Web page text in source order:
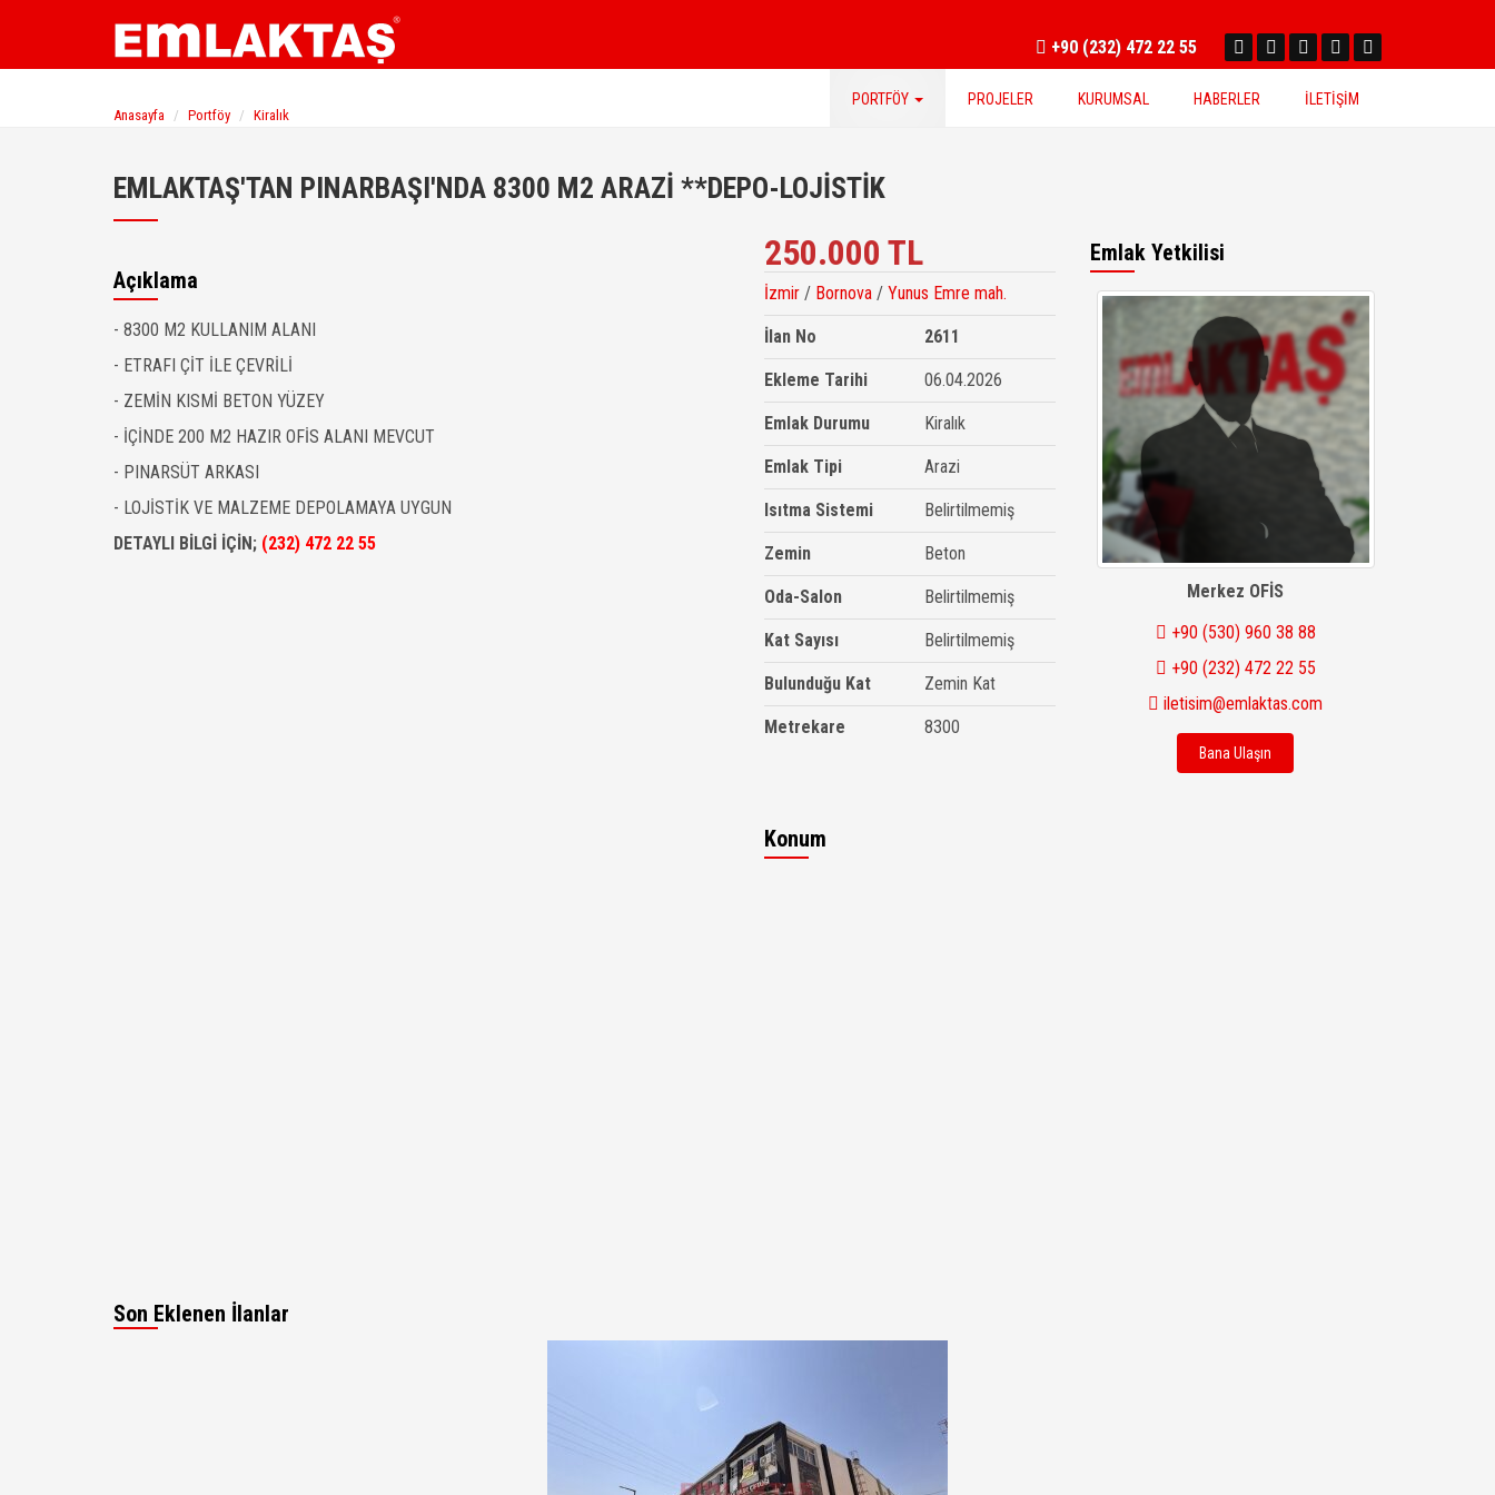
+90 (232) 472 22 55
PORTFÖY PROJELER KURUMSAL HABERLER İLETİŞİM
Anasayfa Portföy Kiralık
EMLAKTAŞ'TAN PINARBAŞI'NDA 8300 M2 ARAZİ **DEPO-LOJİSTİK
Açıklama
- 8300 M2 KULLANIM ALANI
- ETRAFI ÇİT İLE ÇEVRİLİ
- ZEMİN KISMİ BETON YÜZEY
- İÇİNDE 200 M2 HAZIR OFİS ALANI MEVCUT
- PINARSÜT ARKASI
- LOJİSTİK VE MALZEME DEPOLAMAYA UYGUN
DETAYLI BİLGİ İÇİN; (232) 472 22 55
250.000 TL
İzmir / Bornova / Yunus Emre mah.
İlan No 2611
Ekleme Tarihi 06.04.2026
Emlak Durumu Kiralık
Emlak Tipi Arazi
Isıtma Sistemi Belirtilmemiş
Zemin Beton
Oda-Salon Belirtilmemiş
Kat Sayısı Belirtilmemiş
Bulunduğu Kat Zemin Kat
Metrekare 8300
Emlak Yetkilisi
Merkez OFİS
+90 (530) 960 38 88
+90 (232) 472 22 55
iletisim@emlaktas.com
Bana Ulaşın
Konum
Son Eklenen İlanlar